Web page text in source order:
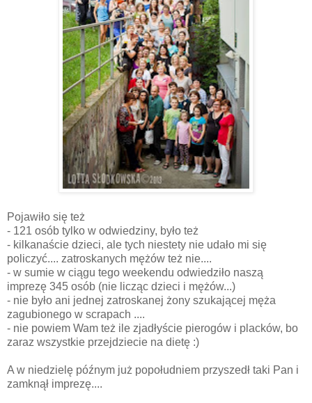
Pojawiło się też
- 121 osób tylko w odwiedziny, było też
- kilkanaście dzieci, ale tych niestety nie udało mi się
policzyć.... zatroskanych mężów też nie....
- w sumie w ciągu tego weekendu odwiedziło naszą
imprezę 345 osób (nie licząc dzieci i mężów...)
- nie było ani jednej zatroskanej żony szukającej męża
zagubionego w scrapach ....
- nie powiem Wam też ile zjadłyście pierogów i placków, bo
zaraz wszystkie przejdziecie na dietę :)
A w niedzielę późnym już popołudniem przyszedł taki Pan i
zamknął imprezę....